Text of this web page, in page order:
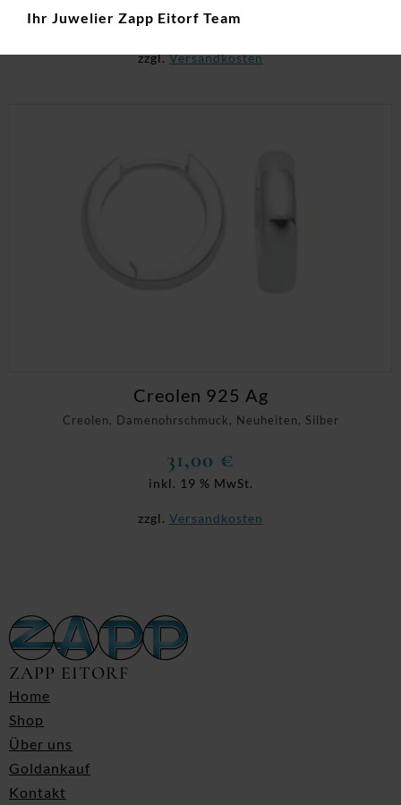
inkl. 19 % MwSt.
zzgl.Versandkosten
Creolen, Damenohrschmuck, Neuheiten, Silber
Creolen 925 Ag
31,00 €
inkl. 19 % MwSt.
zzgl. Versandkosten
ZAPP EITORF
Home
Shop
Über uns
Goldankauf
Kontakt
Ihr Juwelier Zapp Eitorf Team